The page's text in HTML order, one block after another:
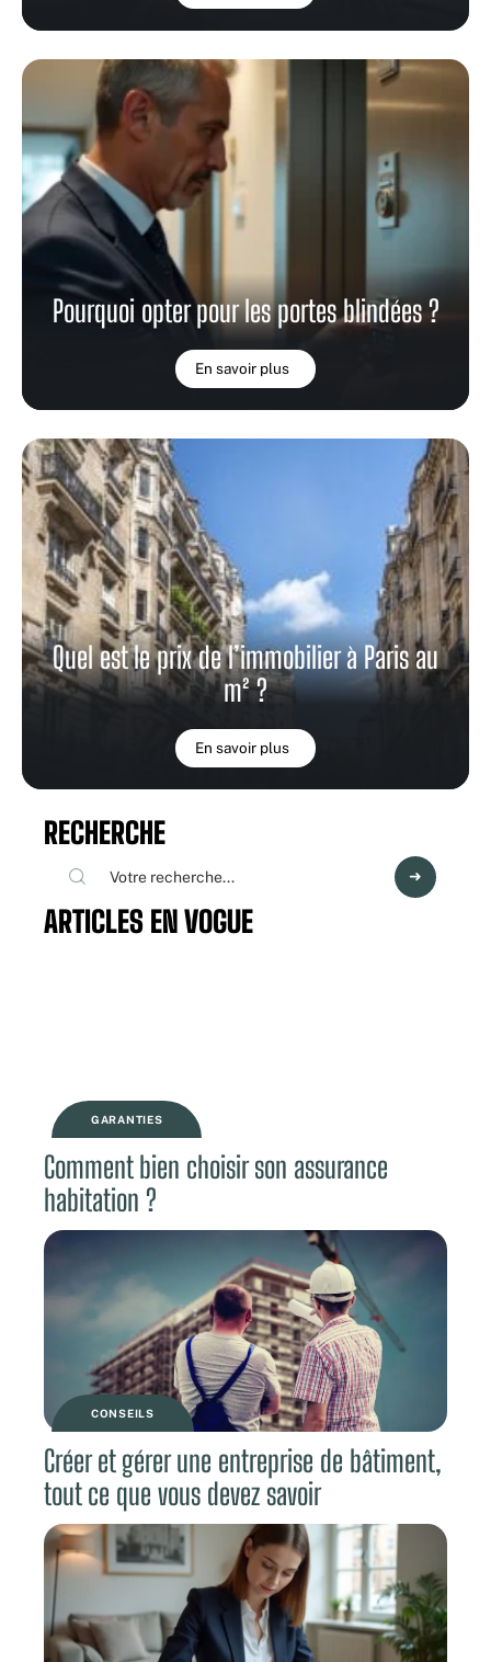
Pourquoi opter pour les portes blindées ?
En savoir plus
Quel est le prix de l’immobilier à Paris au
m² ?
En savoir plus
RECHERCHE
ARTICLES EN VOGUE
GARANTIES
Comment bien choisir son assurance
habitation ?
CONSEILS
Créer et gérer une entreprise de bâtiment,
tout ce que vous devez savoir